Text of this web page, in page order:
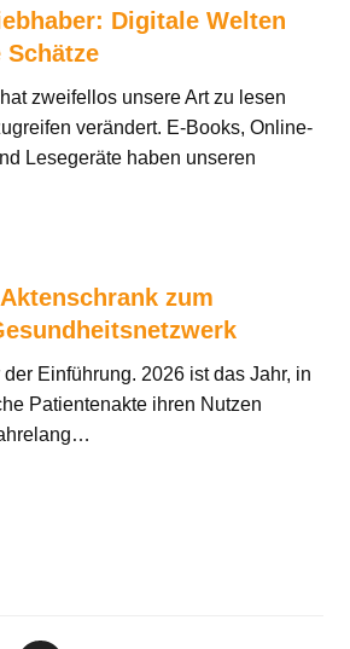
Digitale Welten
Schätze
zweifellos unsere Art zu lesen
verändert. E-Books, Online-
Lesegeräte haben unseren
zum
der Einführung. 2026 ist das Jahr, in
Patientenakte ihren Nutzen